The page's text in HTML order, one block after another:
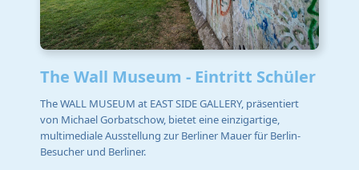
The Wall Museum - Eintritt Schüler
The WALL MUSEUM at EAST SIDE GALLERY, präsentiert
von Michael Gorbatschow, bietet eine einzigartige,
multimediale Ausstellung zur Berliner Mauer für Berlin-
Besucher und Berliner.